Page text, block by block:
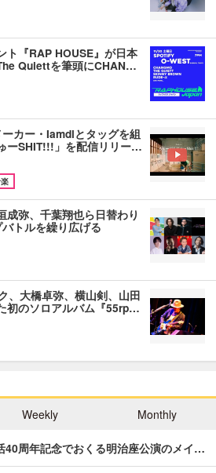
ト『RAP HOUSE』が日本
Quiettを筆頭にCHAN…
カー・Iamdlとタッグを組
ーSHIT!!!」を配信リリー…
成弥、千葉翔也ら日替わり
トルを繰り広げる
、大橋卓弥、横山剣、山田
初のソロアルバム『55rp…
Weekly Monthly
40周年記念でおくる明治座公演のメイ…